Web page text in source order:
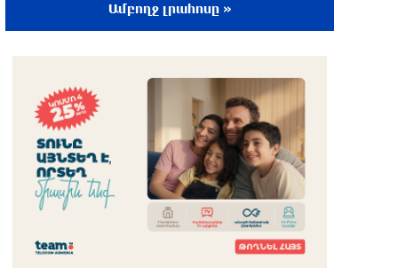
Օգոստոսի 7-ին, 10-ին, 11-ին, 12-ին և
6 ժամ առաջ
Հնդկաստանի հյուսիս-արևելքում տեղի
ունեցած ջրհեղեղների հետևանքով
զոհերի թիվը հասել է 97-ի
7 ժամ առաջ
Օգոստոսի 7-ին ժամանակավորապես
կդադարեցվի մի շարք հասցեների
Ամբողջ լրահոսը »